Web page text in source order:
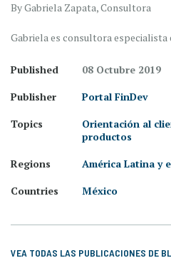
By Gabriela Zapata, Consultora
Gabriela es consultora especialista
Published
08 Octubre 2019
Publisher
Portal FinDev
Topics
Orientación al
productos
Regions
América Latina y
Countries
México
VEA TODAS LAS PUBLICACIONES DE